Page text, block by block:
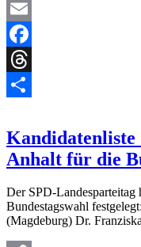
Copy
Link
Email
Facebook
Threads
Kandidatenliste
Anhalt für die
Der SPD-
Bundestagswahl
(Magdeburg) Dr.